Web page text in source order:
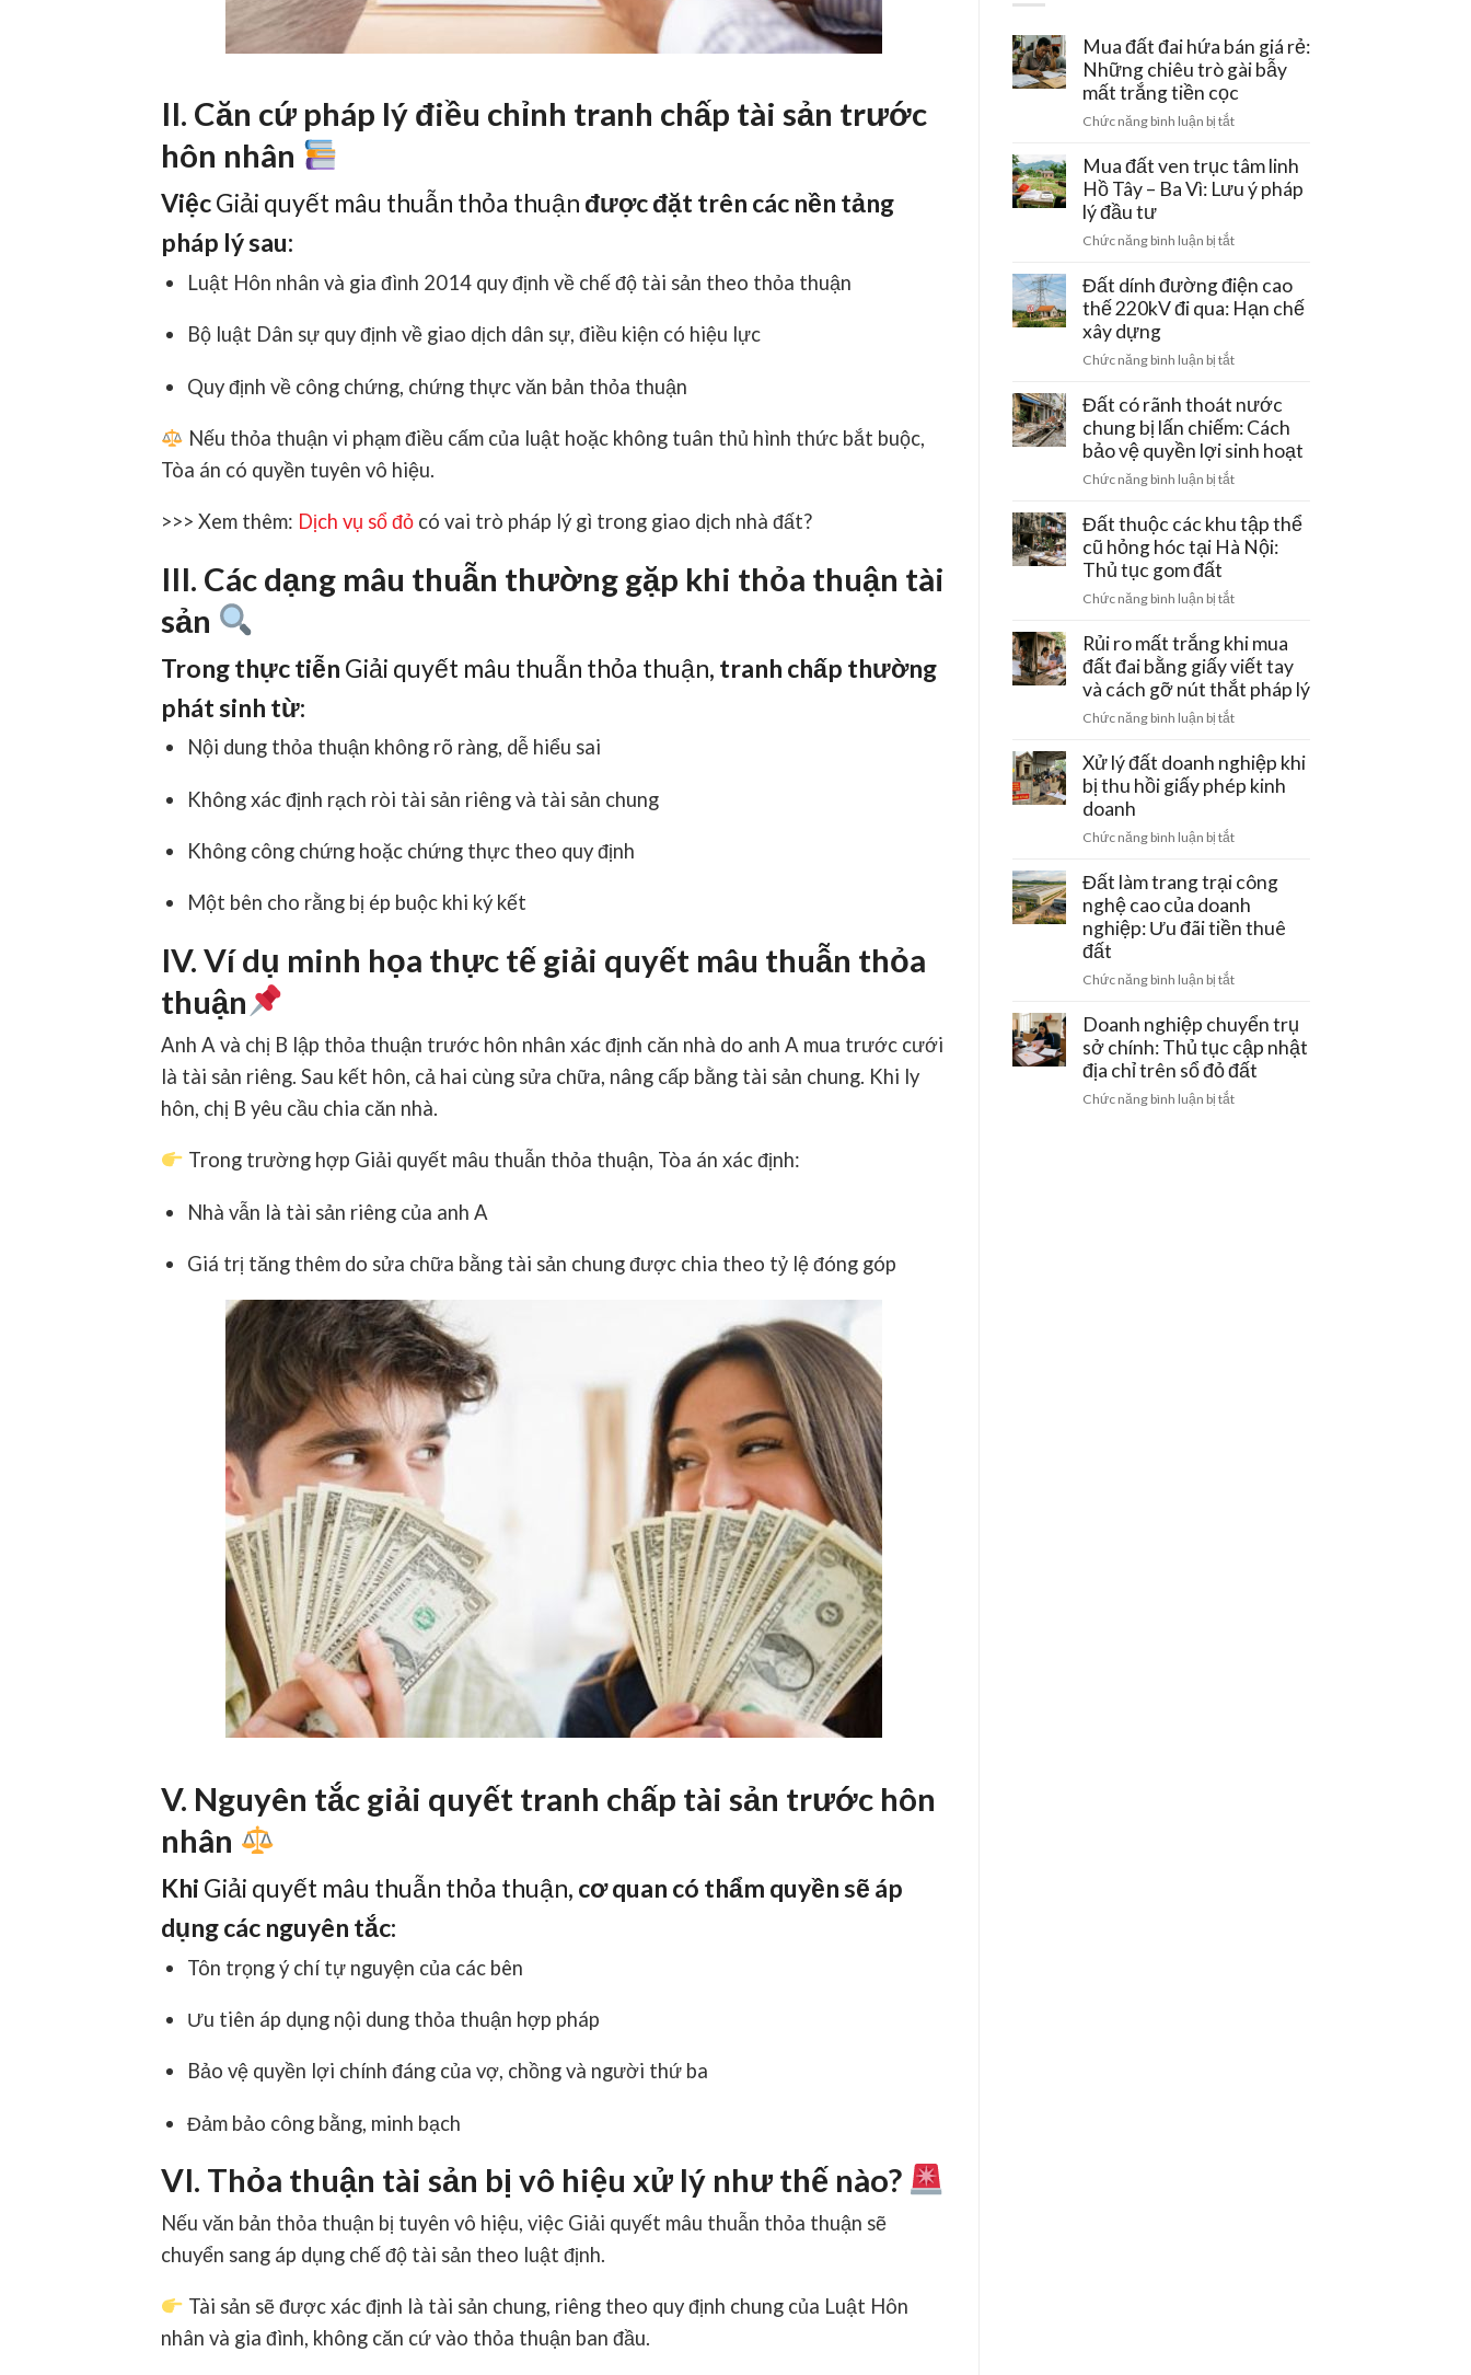
II. Căn cứ pháp lý điều chỉnh tranh chấp tài sản trước
hôn nhân
ViệcGiải quyết mâu thuẫn thỏa thuận được đặt trên các nền tảng
pháp lý sau:
Luật Hôn nhân và gia đình 2014 quy định về chế độ tài sản theo thỏa thuận
Bộ luật Dân sự quy định về giao dịch dân sự, điều kiện có hiệu lực
Quy định về công chứng, chứng thực văn bản thỏa thuận
Nếu thỏa thuận vi phạm điều cấm của luật hoặc không tuân thủ hình thức bắt buộc,
Tòa án có quyền tuyên vô hiệu.
>>> Xem thêm: Dịch vụ sổ đỏ có vai trò pháp lý gì trong giao dịch nhà đất?
III. Các dạng mâu thuẫn thường gặp khi thỏa thuận tài
sản
Trong thực tiễn Giải quyết mâu thuẫn thỏa thuận, tranh chấp thường
phát sinh từ:
Nội dung thỏa thuận không rõ ràng, dễ hiểu sai
Không xác định rạch ròi tài sản riêng và tài sản chung
Không công chứng hoặc chứng thực theo quy định
Một bên cho rằng bị ép buộc khi ký kết
IV. Ví dụ minh họa thực tế giải quyết mâu thuẫn thỏa
thuận
Anh A và chị B lập thỏa thuận trước hôn nhân xác định căn nhà do anh A mua trước cưới
là tài sản riêng. Sau kết hôn, cả hai cùng sửa chữa, nâng cấp bằng tài sản chung. Khi ly
hôn, chị B yêu cầu chia căn nhà.
Trong trường hợp Giải quyết mâu thuẫn thỏa thuận, Tòa án xác định:
Nhà vẫn là tài sản riêng của anh A
Giá trị tăng thêm do sửa chữa bằng tài sản chung được chia theo tỷ lệ đóng góp
V. Nguyên tắc giải quyết tranh chấp tài sản trước hôn
nhân
Khi Giải quyết mâu thuẫn thỏa thuận, cơ quan có thẩm quyền sẽ áp
dụng các nguyên tắc:
Tôn trọng ý chí tự nguyện của các bên
Ưu tiên áp dụng nội dung thỏa thuận hợp pháp
Bảo vệ quyền lợi chính đáng của vợ, chồng và người thứ ba
Đảm bảo công bằng, minh bạch
VI. Thỏa thuận tài sản bị vô hiệu xử lý như thế nào?
Nếu văn bản thỏa thuận bị tuyên vô hiệu, việc Giải quyết mâu thuẫn thỏa thuận sẽ
chuyển sang áp dụng chế độ tài sản theo luật định.
Tài sản sẽ được xác định là tài sản chung, riêng theo quy định chung của Luật Hôn
nhân và gia đình, không căn cứ vào thỏa thuận ban đầu.
Mua đất đai hứa bán giá rẻ:
Những chiêu trò gài bẫy
mất trắng tiền cọc
Chức năng bình luận bị tắtở
đất
đai
hứa
giá
Những
chiêu
bẫy
trắng
tiền
cọc
Mua đất ven trục tâm linh
Hồ Tây – Ba Vì: Lưu ý pháp
lý đầu tư
Chức năng bình luận bị tắtở
đất
ven
trục
linh
Tây
–
Ba
Lưu
pháp
lý
tư
Đất dính đường điện cao
thế 220kV đi qua: Hạn chế
xây dựng
Chức năng bình luận bị tắtở
dính
đường
điện
cao
thế
đi
qua:
xây
Đất có rãnh thoát nước
chung bị lấn chiếm: Cách
bảo vệ quyền lợi sinh hoạt
Chức năng bình luận bị tắtở
có
rãnh
thoát
chung
lấn
chiếm:
Cách
vệ
lợi
sinh
Đất thuộc các khu tập thể
cũ hỏng hóc tại Hà Nội:
Thủ tục gom đất
Chức năng bình luận bị tắtở
thuộc
các
khu
tập
thể
hỏng
hóc
Nội:
tục
gom
đất
Rủi ro mất trắng khi mua
đất đai bằng giấy viết tay
và cách gỡ nút thắt pháp lý
Chức năng bình luận bị tắtở
ro
mất
trắng
mua
đai
bằng
giấy
và
gỡ
nút
thắt
Xử lý đất doanh nghiệp khi
bị thu hồi giấy phép kinh
doanh
Chức năng bình luận bị tắtở
lý
đất
doanh
nghiệp
bị
hồi
giấy
phép
doanh
Đất làm trang trại công
nghệ cao của doanh
nghiệp: Ưu đãi tiền thuê
đất
Chức năng bình luận bị tắtở
làm
trang
trại
công
nghệ
Doanh nghiệp chuyển trụ
sở chính: Thủ tục cập nhật
địa chỉ trên sổ đỏ đất
Chức năng bình luận bị tắtở